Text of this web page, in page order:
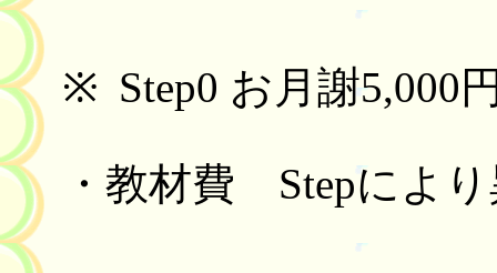
※ Step0 お月謝5,000
・教材費 Stepによ